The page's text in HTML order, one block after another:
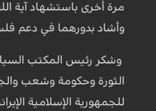
مرة أخرى باستشهاد آية
وأشاد بدورهما في دعم
وشكر رئيس المكتب
الثورة وحكومة وشعب
للجمهورية الإسلامية